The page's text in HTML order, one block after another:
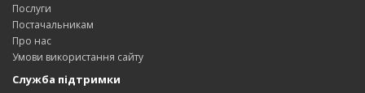
Послуги
Постачальникам
Про нас
Умови використання сайту
Служба підтримки